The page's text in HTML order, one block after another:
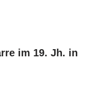
im 19. Jh. in